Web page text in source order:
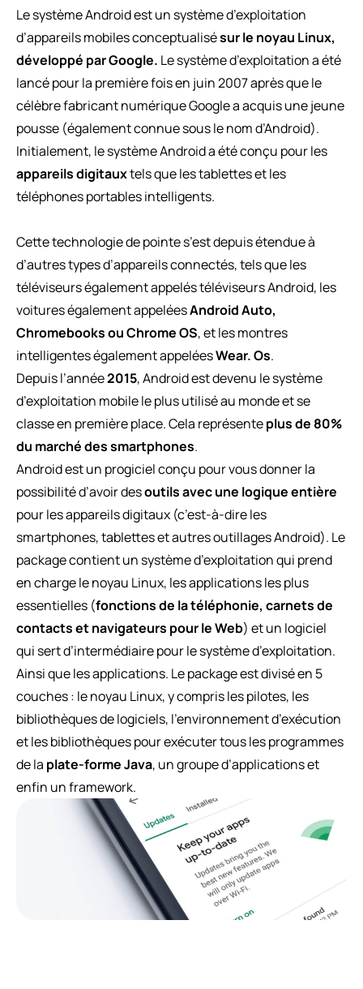
Le système Android est un système d’exploitation
d’appareils mobiles conceptualisésur le noyau Linux,
développé par Google. Le système d’exploitation a été
lancé pour la première fois en juin 2007 après que le
célèbre fabricant numérique Google a acquis une jeune
pousse (également connue sous le nom d’Android).
Initialement, le système Android a été conçu pour les
appareils digitauxtels que les tablettes et les
téléphones portables intelligents.
Cette technologie de pointe s’est depuis étendue à
d’autres types d’appareils connectés, tels que les
téléviseurs également appelés téléviseurs Android, les
voitures également appeléesAndroid Auto,
Chromebooks ou Chrome OS, et les montres
intelligentes également appeléesWear. Os.
Depuis l’année2015, Android est devenu le système
d’exploitation mobile le plus utilisé au monde et se
classe en première place. Cela représenteplus de 80%
du marché des smartphones.
Android est un progiciel conçu pour vous donner la
possibilité d’avoir desoutils avec une logique entière
pour les appareils digitaux (c’est-à-dire les
smartphones, tablettes et autres outillages Android). Le
package contient un système d’exploitation qui prend
en charge le noyau Linux, les applications les plus
essentielles (fonctions de la téléphonie, carnets de
contacts et navigateurs pour le Web) et un logiciel
qui sert d’intermédiaire pour le système d’exploitation.
Ainsi que les applications. Le package est divisé en 5
couches : le noyau Linux, y compris les pilotes, les
bibliothèques de logiciels, l’environnement d’exécution
et les bibliothèques pour exécuter tous les programmes
de la plate-forme Java, un groupe d’applications et
enfin un framework.